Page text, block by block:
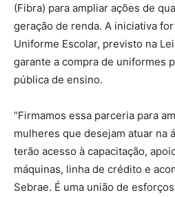
(Fibra) para ampliar ações de
geração de renda. A iniciativa
Uniforme Escolar, previsto na
garante a compra de uniformes
pública de ensino.
“Firmamos essa parceria para
mulheres que desejam atuar na
terão acesso à capacitação,
máquinas, linha de crédito e
Sebrae. É uma união de